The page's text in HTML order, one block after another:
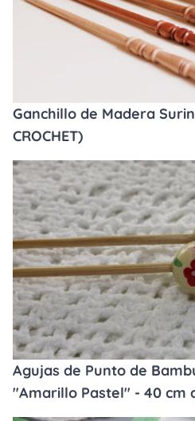
Ganchillo de Madera
CROCHET)
Agujas de Punto de
"Amarillo Pastel" - 40 cm